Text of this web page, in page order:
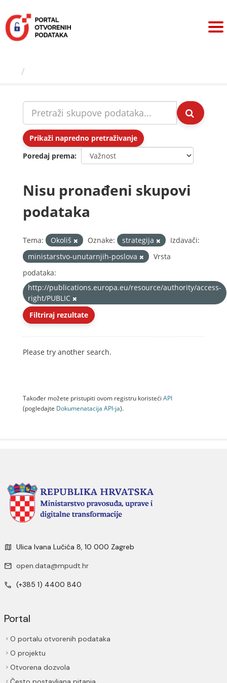
sadržaj
Prikaži napredno pretraživanje
Poredaj prema
Nisu pronađeni skupovi
podataka
Tema: Okoliš Oznake: strategija
Izdavači:
ministarstvo-unutarnjih-poslova
Vrsta
podataka:
http://publications.europa.eu/resource/authority/access-
right/PUBLIC
Filtriraj rezultate
Please try another search.
Također možete pristupiti ovom registru koristeći API
(pogledajte Dokumenаtаcijа API-jа).